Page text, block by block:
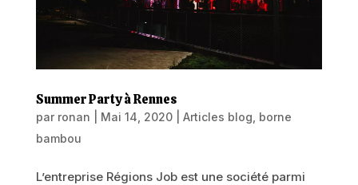
Summer Party à Rennes
par ronan Mai 14, 2020| Articles blog borne
bambou
L’entreprise Régions Job est une société parmi